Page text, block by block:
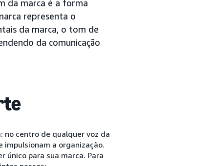
da marca é a forma
representa o
da marca, o tom de
da comunicação
no centro de qualquer voz da
impulsionam a organização.
único para sua marca. Para